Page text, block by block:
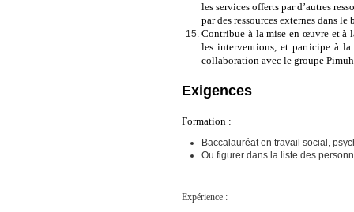
les services offerts par d’autres
par des ressources externes dans
Contribue à la mise en œuvre et à
les interventions, et participe à
collaboration avec le groupe
Exigences
Formation :
Baccalauréat en travail social,
Ou figurer dans la liste des
Expérience :